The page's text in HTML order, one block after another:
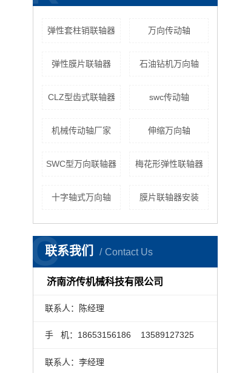
弹性套柱销联轴器 万向传动轴
弹性膜片联轴器 石油钻机万向轴
CLZ型齿式联轴器 swc传动轴
机械传动轴厂家 伸缩万向轴
SWC型万向联轴器 梅花形弹性联轴器
十字轴式万向轴 膜片联轴器安装
联系我们 Contact Us
C
济南济传机械科技有限公司
联系人：陈经理
手 机：18653156186 13589127325
联系人：李经理